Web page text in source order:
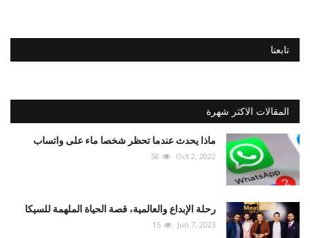
تابعنا
المقالات الاكثر شهرة
ماذا يحدث عندما تحظر شخصا ماء على واتساب
Oct 2, 2022
58
رحلة الإبداع والعالمية، قصة الحياة الملهمة للسيكا
Jun 7, 2023
15